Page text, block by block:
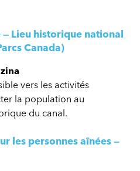
Lieu historique national
Canada)
vers les activités
la population au
du canal.
les personnes aînées —